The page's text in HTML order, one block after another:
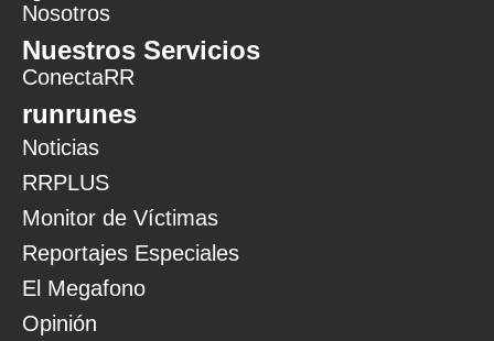
Nosotros
Nuestros Servicios
ConectaRR
runrunes
Noticias
RRPLUS
Monitor de Víctimas
Reportajes Especiales
El Megafono
Opinión